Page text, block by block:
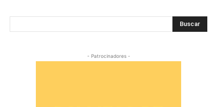
Buscar
- Patrocinadores -